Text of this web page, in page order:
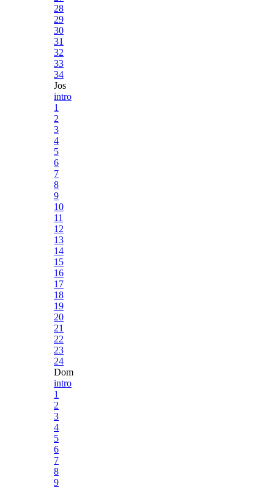
28
29
30
31
32
33
34
Jos
intro
1
2
3
4
5
6
7
8
9
10
11
12
13
14
15
16
17
18
19
20
21
22
23
24
Dom
intro
1
2
3
4
5
6
7
8
9